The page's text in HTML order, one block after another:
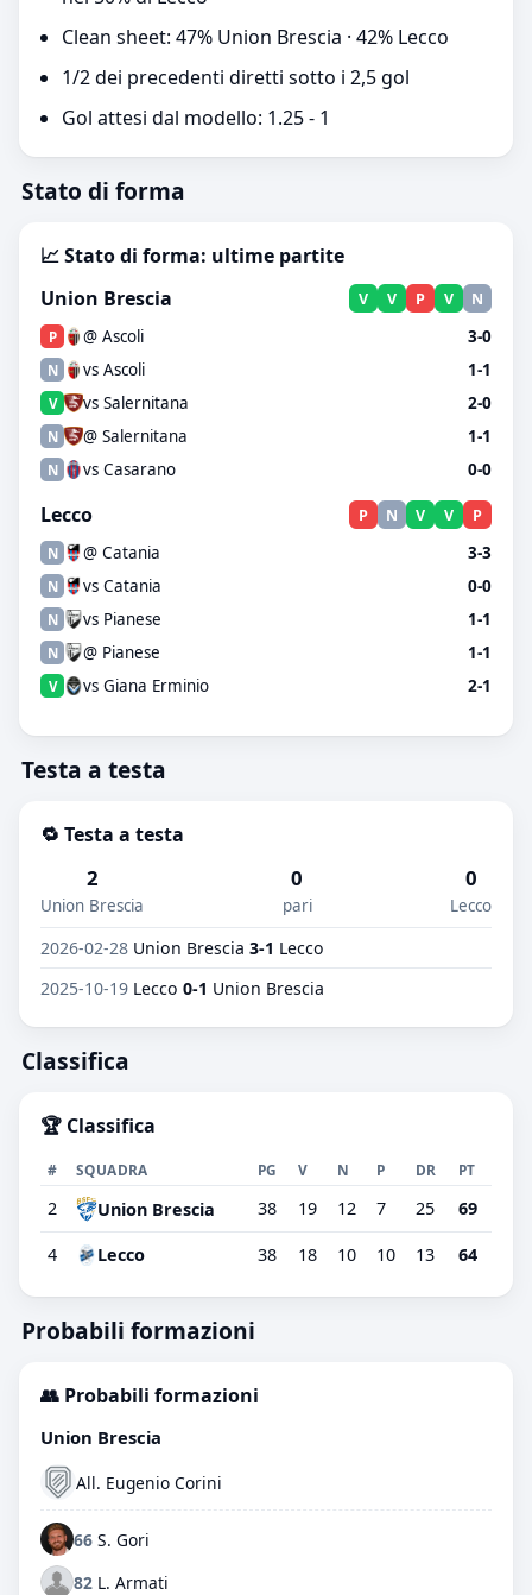
Clean sheet: 47% Union Brescia · 42% Lecco
1/2 dei precedenti diretti sotto i 2,5 gol
Gol attesi dal modello: 1.25 - 1
Stato di forma
📈 Stato di forma: ultime partite
Union Brescia
V V P V N
P @ Ascoli 3-0
N vs Ascoli 1-1
V vs Salernitana 2-0
N @ Salernitana 1-1
N vs Casarano 0-0
Lecco P N V V P
N @ Catania 3-3
N vs Catania 0-0
N vs Pianese 1-1
N @ Pianese 1-1
V vs Giana Erminio 2-1
Testa a testa
🔁 Testa a testa
2
Union Brescia
0
pari
0
Lecco
2026-02-28 Union Brescia 3-1 Lecco
2025-10-19 Lecco 0-1 Union Brescia
Classifica
🏆 Classifica
# SQUADRA PG V N P DR PT
2 Union Brescia 38 19 12 7 25 69
4 Lecco 38 18 10 10 13 64
Probabili formazioni
👥 Probabili formazioni
Union Brescia
All. Eugenio Corini
66 S. Gori
82 L. Armati